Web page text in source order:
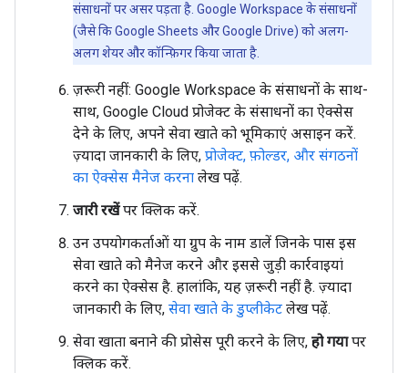
संसाधनों पर असर पड़ता है. Google Workspace के संसाधनों
(जैसे कि Google Sheets और Google Drive) को अलग-
अलग शेयर और कॉन्फ़िगर किया जाता है.
ज़रूरी नहीं: Google Workspace के संसाधनों के साथ-
साथ, Google Cloud प्रोजेक्ट के संसाधनों का ऐक्सेस
देने के लिए, अपने सेवा खाते को भूमिकाएं असाइन करें.
ज़्यादा जानकारी के लिए, प्रोजेक्ट, फ़ोल्डर, और संगठनों
का ऐक्सेस मैनेज करना लेख पढ़ें.
जारी रखेंपर क्लिक करें.
उन उपयोगकर्ताओं या ग्रुप के नाम डालें जिनके पास इस
सेवा खाते को मैनेज करने और इससे जुड़ी कार्रवाइयां
करने का ऐक्सेस है. हालांकि, यह ज़रूरी नहीं है. ज़्यादा
जानकारी के लिए, सेवा खाते के डुप्लीकेट लेख पढ़ें.
सेवा खाता बनाने की प्रोसेस पूरी करने के लिए, हो गयापर
क्लिक करें.